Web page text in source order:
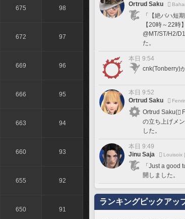
675 98
672 97
669 96
666 95
663 94
660 93
655 92
650 91
Ortrud Saku
「【絶バハ短
【20時～22時】
@MT/ST/H2/
た。
本日 9:54
cnk(Tonberry)
本日 9:52
Ortrud Saku
Ortrud Saku(
の立ち上げメ
した。
本日 9:49
Jinu Saja
Louisoix
「Just a good
開しました。
ランキングピックアッ